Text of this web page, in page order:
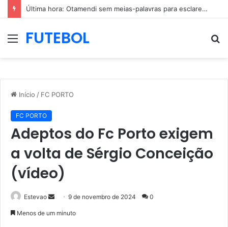
Última hora: Otamendi sem meias-palavras para esclarecer a polêmica após derrota diante do Sporting (vídeo)
MenuFUTEBOL
Início / FC PORTO
FC PORTO
Adeptos do Fc Porto exigem
a volta de Sérgio Conceição
(vídeo)
Estevao
Mande9 de novembro de 2024 0
Menos de um minuto